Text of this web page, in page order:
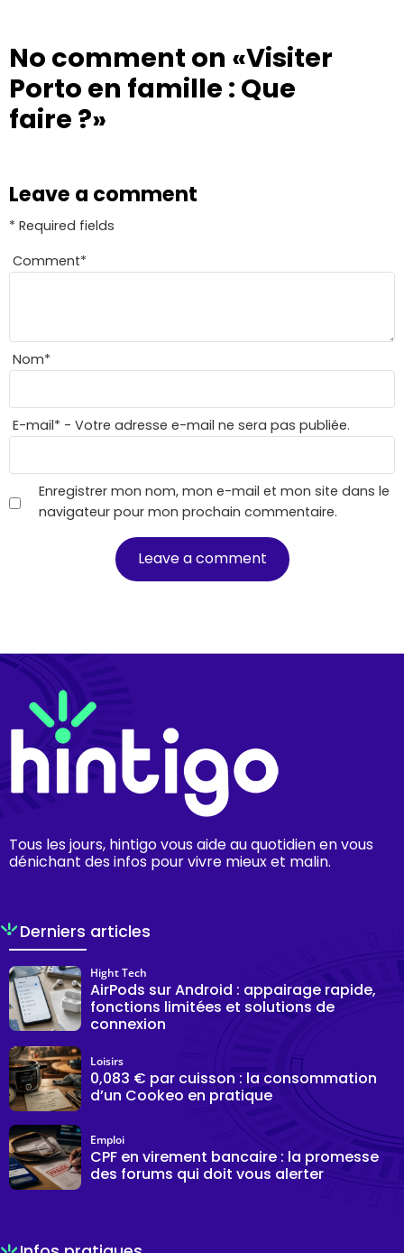
No comment on «Visiter
Porto en famille : Que
faire ?»
Leave a comment
* Required fields
Comment*
Nom*
E-mail* - Votre adresse e-mail ne sera pas publiée.
Enregistrer mon nom, mon e-mail et mon site dans le
navigateur pour mon prochain commentaire.
Tous les jours, hintigo vous aide au quotidien en vous
dénichant des infos pour vivre mieux et malin.
Derniers articles
AirPods sur Android : appairage rapide,
fonctions limitées et solutions de
connexion
Hight Tech
0,083 € par cuisson : la consommation
d’un Cookeo en pratique
Loisirs
CPF en virement bancaire : la promesse
des forums qui doit vous alerter
Emploi